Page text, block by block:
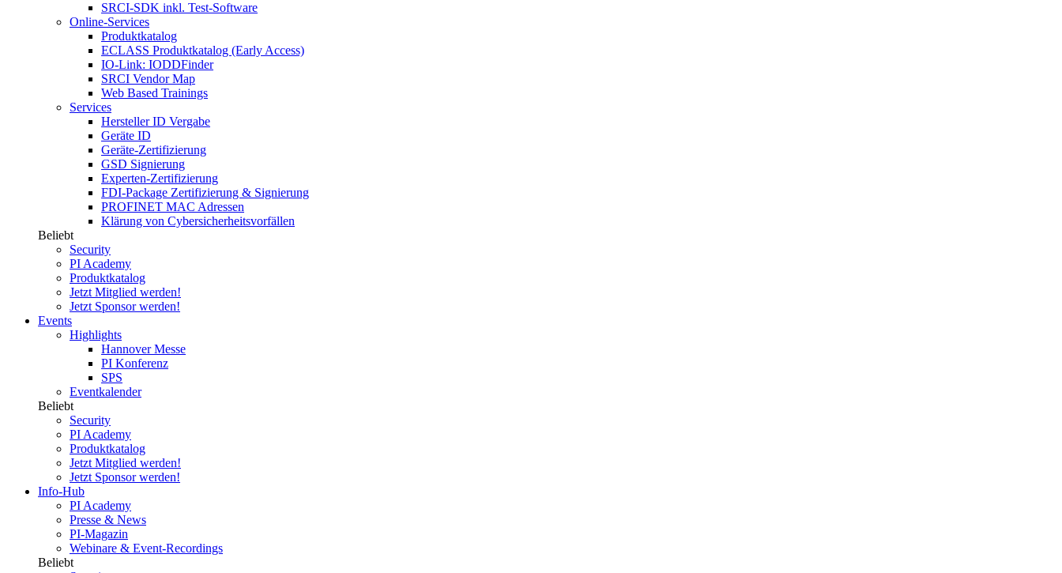
SRCI-SDK inkl. Test-Software
Online-Services
Produktkatalog
ECLASS Produktkatalog (Early Access)
IO-Link: IODDFinder
SRCI Vendor Map
Web Based Trainings
Services
Hersteller ID Vergabe
Geräte ID
Geräte-Zertifizierung
GSD Signierung
Experten-Zertifizierung
FDI-Package Zertifizierung & Signierung
PROFINET MAC Adressen
Klärung von Cybersicherheitsvorfällen
Beliebt
Security
PI Academy
Produktkatalog
Jetzt Mitglied werden!
Jetzt Sponsor werden!
Events
Highlights
Hannover Messe
PI Konferenz
SPS
Eventkalender
Beliebt
Security
PI Academy
Produktkatalog
Jetzt Mitglied werden!
Jetzt Sponsor werden!
Info-Hub
PI Academy
Presse & News
PI-Magazin
Webinare & Event-Recordings
Beliebt